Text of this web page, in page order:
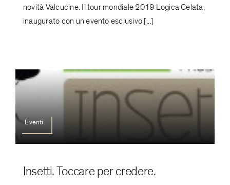
novità Valcucine. Il tour mondiale 2019 Logica Celata,
inaugurato con un evento esclusivo [...]
Eventi
Insetti. Toccare per credere.